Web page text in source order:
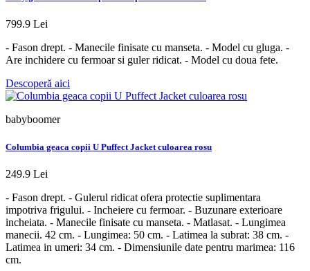
799.9 Lei
- Fason drept. - Manecile finisate cu manseta. - Model cu gluga. -
Are inchidere cu fermoar si guler ridicat. - Model cu doua fete.
Descoperă aici
babyboomer
Columbia geaca copii U Puffect Jacket culoarea rosu
249.9 Lei
- Fason drept. - Gulerul ridicat ofera protectie suplimentara
impotriva frigului. - Incheiere cu fermoar. - Buzunare exterioare
incheiata. - Manecile finisate cu manseta. - Matlasat. - Lungimea
manecii. 42 cm. - Lungimea: 50 cm. - Latimea la subrat: 38 cm. -
Latimea in umeri: 34 cm. - Dimensiunile date pentru marimea: 116
cm.